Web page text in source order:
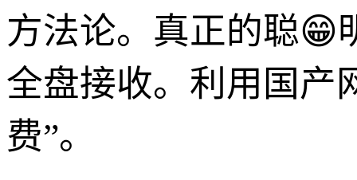
方法论。真正的聪😁
全盘接收。利用国产
费”。